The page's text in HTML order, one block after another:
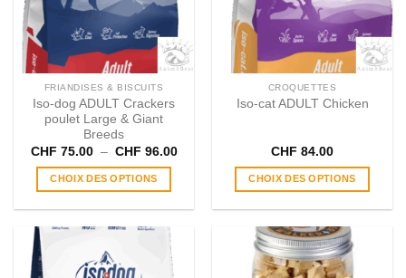
être
choisies
la
page
du
produit
FRIANDISES & BISCUITS
Iso-dog ADULT Crackers
poulet Large & Giant
Breeds
CHF 75.00 – CHF 96.00Plage
CHF 96.00
CHOIX DES OPTIONS
plusieurs
variations.
CROQUETTES
Iso-cat ADULT Chicken
CHF 84.00
CHOIX DES OPTIONS
a
plusieurs
variations.